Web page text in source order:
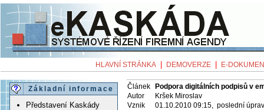
HLAVNÍ STRÁNKA DEMOVERZE E-
Základní informace
Představení Kaskády
Článek
Podpora digitálních podpisů v
Autor
Kršek Miroslav
Vznik
01.10.2010 09:15, poslední